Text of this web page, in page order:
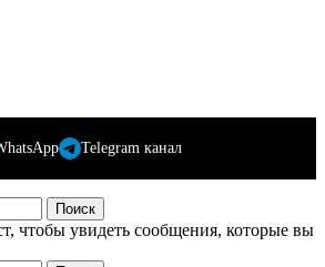
Telegram канал
Поиск
чтобы увидеть сообщения, которые вы